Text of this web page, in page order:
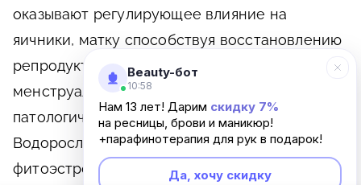
оказывают регулирующее влияние на
яичники, матку способствуя восстановлению
репродуктивной функции, регулируя
менструальный цикл и уменьшая
патологические проявления преклимакса.
Водоросли ламинария и спирулина богаты
фитоэстрогенами, которые снижают уровень
Beauty-бот
10:58
Нам 13 лет! Дарим скидку 7%
на ресницы, брови и маникюр!
+парафинотерапия для рук в подарок!
Да, хочу скидку